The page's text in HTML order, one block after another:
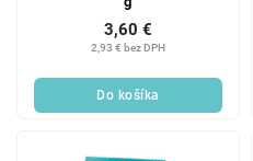
2,93 € bez DPH
3,60 €
Do košíka